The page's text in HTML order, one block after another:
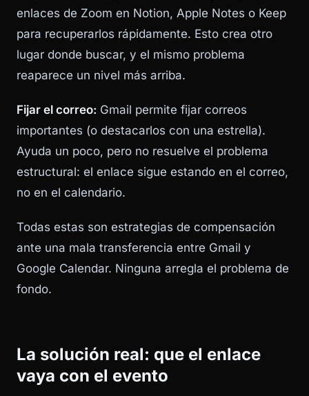
enlaces de Zoom en Notion, Apple Notes o Keep
para recuperarlos rápidamente. Esto crea otro
lugar donde buscar, y el mismo problema
reaparece un nivel más arriba.
Fijar el correo: Gmail permite fijar correos
importantes (o destacarlos con una estrella).
Ayuda un poco, pero no resuelve el problema
estructural: el enlace sigue estando en el correo,
no en el calendario.
Todas estas son estrategias de compensación
ante una mala transferencia entre Gmail y
Google Calendar. Ninguna arregla el problema de
fondo.
La solución real: que el enlace
vaya con el evento